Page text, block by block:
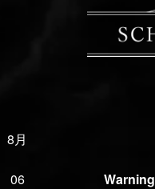
8月
06 Warning